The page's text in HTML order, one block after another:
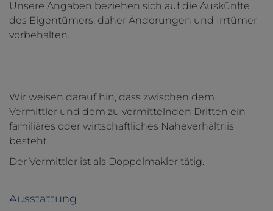
Unsere Angaben beziehen sich auf die Auskünfte
des Eigentümers, daher Änderungen und Irrtümer
vorbehalten.
Wir weisen darauf hin, dass zwischen dem
Vermittler und dem zu vermittelnden Dritten ein
familiäres oder wirtschaftliches Naheverhältnis
besteht.
Der Vermittler ist als Doppelmakler tätig.
Ausstattung